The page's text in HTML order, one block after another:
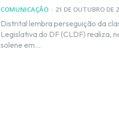
COMUNICAÇÃO - 21 DE OUTUBRO DE
Distrital lembra perseguição da classe médica Por
Legislativa do DF (CLDF) realiza,
solene em...